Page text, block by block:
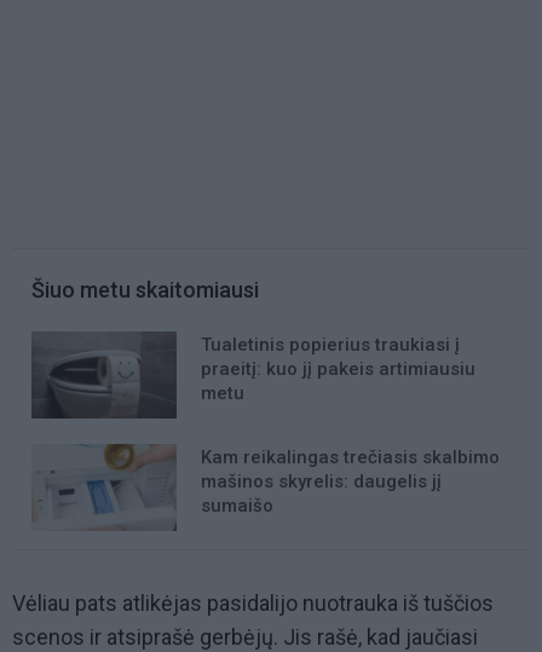
Šiuo metu skaitomiausi
Tualetinis popierius traukiasi į
praeitį: kuo jį pakeis artimiausiu
metu
Kam reikalingas trečiasis skalbimo
mašinos skyrelis: daugelis jį
sumaišo
Vėliau pats atlikėjas pasidalijo nuotrauka iš tuščios
scenos ir atsiprašė gerbėjų. Jis rašė, kad jaučiasi